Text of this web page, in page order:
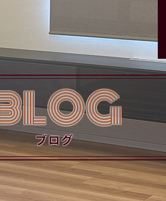
ブログ